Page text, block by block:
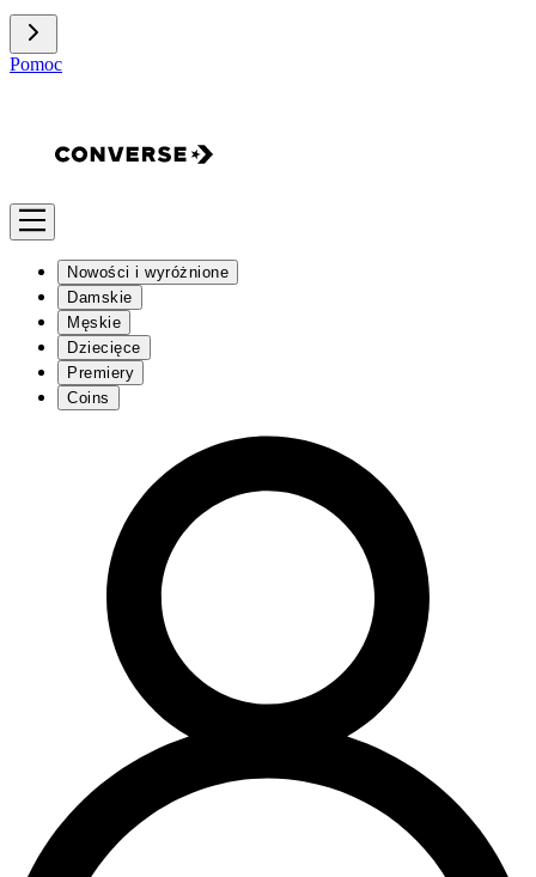
Pomoc
Nowości i wyróżnione
Damskie
Męskie
Dziecięce
Premiery
Coins